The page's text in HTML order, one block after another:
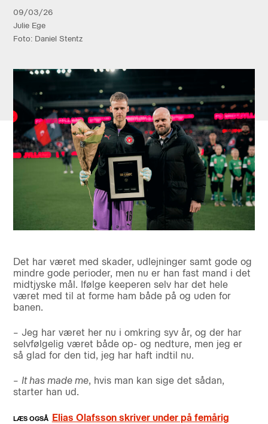
09/03/26
Julie Ege
Foto: Daniel Stentz
Det har været med skader, udlejninger samt gode og
mindre gode perioder, men nu er han fast mand i det
midtjyske mål. Ifølge keeperen selv har det hele
været med til at forme ham både på og uden for
banen.
– Jeg har været her nu i omkring syv år, og der har
selvfølgelig været både op- og nedture, men jeg er
så glad for den tid, jeg har haft indtil nu.
– It has made me, hvis man kan sige det sådan,
starter han ud.
Elias Olafsson skriver under på femårig